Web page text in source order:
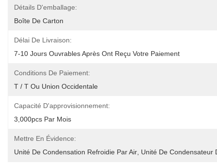
Détails D'emballage:
Boîte De Carton
Délai De Livraison:
7-10 Jours Ouvrables Après Ont Reçu Votre Paiement
Conditions De Paiement:
T / T Ou Union Occidentale
Capacité D'approvisionnement:
3,000pcs Par Mois
Mettre En Évidence:
Unité De Condensation Refroidie Par Air Unité De Condensateur